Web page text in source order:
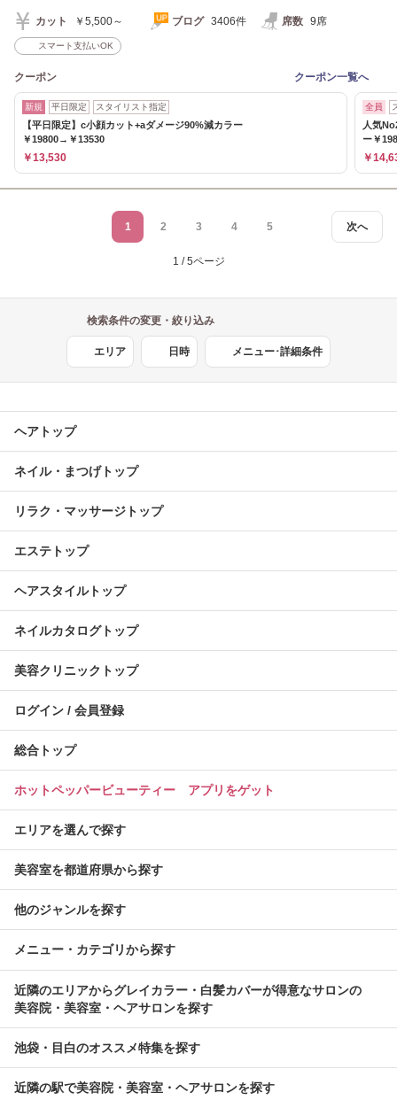
カット ￥5,500～ ブログ 3406件 席数 9席
スマート支払いOK
クーポン クーポン一覧へ
新規 平日限定 スタイリスト指定
【平日限定】c小顔カット+aダメージ90%減カラー
￥19800→￥13530
￥13,530
全員
人気
ー￥
￥
次へ
1 2 3 4 5
1 / 5ページ
検索条件の変更・絞り込み
エリア 日時 メニュー･詳細条件
ヘアトップ
ネイル・まつげトップ
リラク・マッサージトップ
エステトップ
ヘアスタイルトップ
ネイルカタログトップ
美容クリニックトップ
ログイン / 会員登録
総合トップ
ホットペッパービューティー アプリをゲット
エリアを選んで探す
美容室を都道府県から探す
他のジャンルを探す
メニュー・カテゴリから探す
近隣のエリアからグレイカラー・白髪カバーが得意なサロンの
美容院・美容室・ヘアサロンを探す
池袋・目白のオススメ特集を探す
近隣の駅で美容院・美容室・ヘアサロンを探す